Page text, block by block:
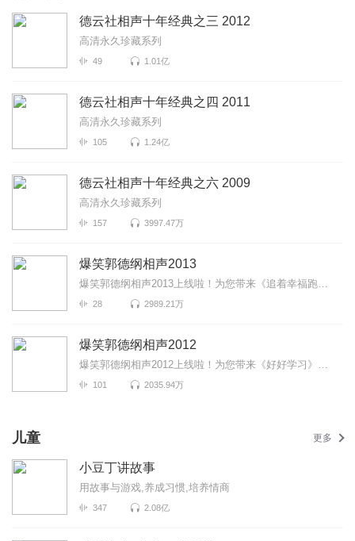
德云社相声十年经典之三 2012
高清永久珍藏系列
49 1.01亿
德云社相声十年经典之四 2011
高清永久珍藏系列
105 1.24亿
德云社相声十年经典之六 2009
高清永久珍藏系列
157 3997.47万
爆笑郭德纲相声2013
爆笑郭德纲相声2013上线啦！为您带来《追着幸福跑》《爱情传奇》《学评书》等高能相声！各种爆笑包袱等...
28 2989.21万
爆笑郭德纲相声2012
爆笑郭德纲相声2012上线啦！为您带来《好好学习》《郭家菜》《情义谱》等高能相声！各种爆笑包袱等你解...
101 2035.94万
儿童 更多
小豆丁讲故事
用故事与游戏,养成习惯,培养情商
347 2.08亿